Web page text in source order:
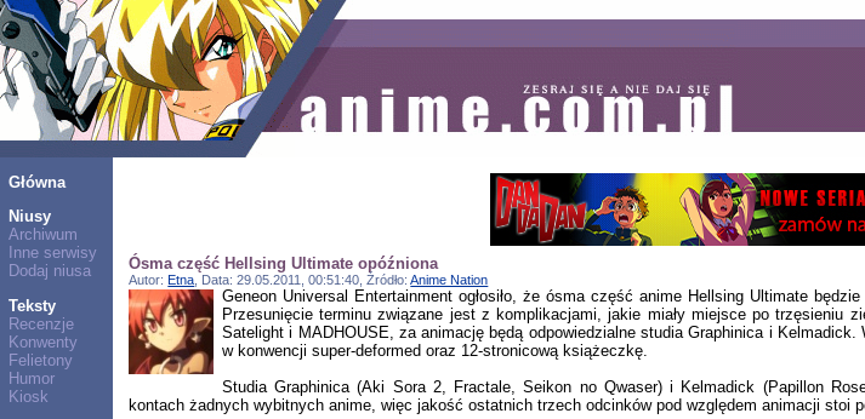
Główna
Niusy
Archiwum
Inne serwisy
Dodaj niusa
Teksty
Recenzje
Konwenty
Felietony
Humor
Kiosk
Ósma część Hellsing Ultimate opóźniona
Autor:Etna , Data: 29.05.2011, 00:51:40, Źródło:Anime Nation
Geneon Universal Entertainment ogłosiło, że ósma część anime Hellsing Ultimate
Przesunięcie terminu związane jest z komplikacjami, jakie miały miejsce po trzęsieniu
Satelight i MADHOUSE, za animację będą odpowiedzialne studia Graphinica i
w konwencji super-deformed oraz 12-stronicową książeczkę.
Studia Graphinica (Aki Sora 2, Fractale, Seikon no Qwaser) i Kelmadick (Papillon
kontach żadnych wybitnych anime, więc jakość ostatnich trzech odcinków pod względem animacji stoi